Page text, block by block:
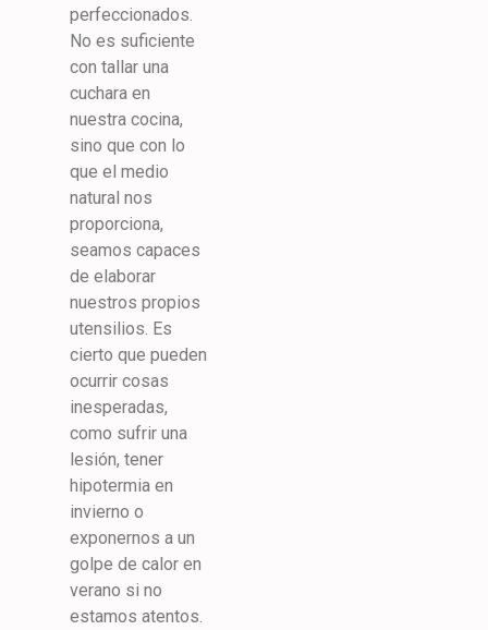
perfeccionados.
No es suficiente
con tallar una
cuchara en
nuestra cocina,
sino que con lo
que el medio
natural nos
proporciona,
seamos capaces
de elaborar
nuestros propios
utensilios. Es
cierto que pueden
ocurrir cosas
inesperadas,
como sufrir una
lesión, tener
hipotermia en
invierno o
exponernos a un
golpe de calor en
verano si no
estamos atentos.